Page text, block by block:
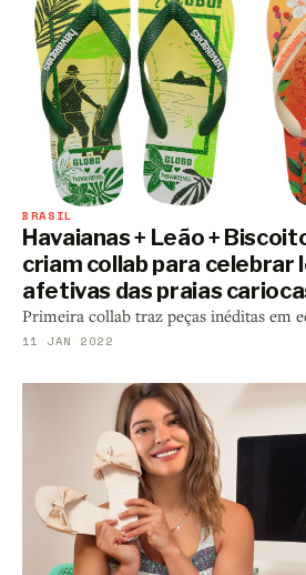
BRASIL
Havaianas + Leão +
criam collab para celebrar
afetivas das praias
Primeira collab traz peças inéditas em
11 JAN 2022